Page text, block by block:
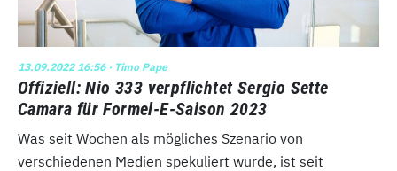
13.09.2022 16:56· Timo Pape
Offiziell: Nio 333 verpflichtet Sergio Sette
Camara für Formel-E-Saison 2023
Was seit Wochen als mögliches Szenario von
verschiedenen Medien spekuliert wurde, ist seit